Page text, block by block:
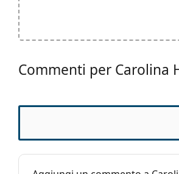
Commenti per Carolina